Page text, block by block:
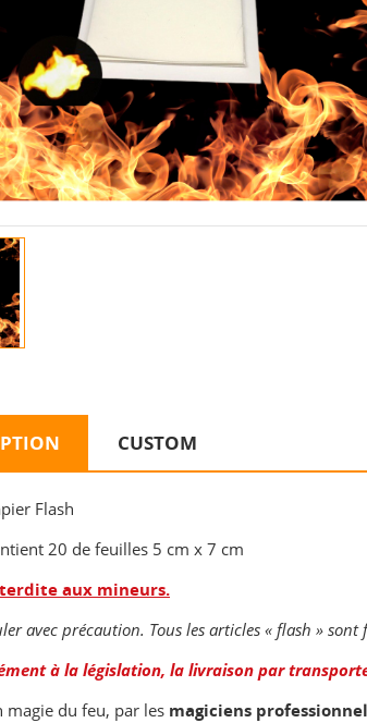
CUSTOM
Flash
20 de feuilles 5 cm x 7 cm
aux mineurs.
avec précaution. Tous les articles « flash »
à la législation, la livraison par
magie du feu, par les magiciens